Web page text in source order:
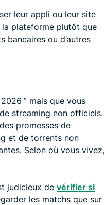
leur appli ou leur site
la plateforme plutôt que
bancaires ou d’autres
mais que vous
streaming non officiels.
promesses de
et de torrents non
Selon où vous vivez,
judicieux de vérifier si
les matchs que sur